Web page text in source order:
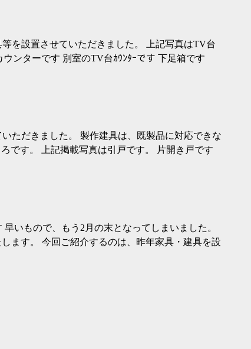
を設置させていただきました。 上記写真はTV台
ンターです 別室のTV台ｶｳﾝﾀｰです 下足箱です
ただきました。 製作建具は、既製品に対応できな
です。 上記掲載写真は引戸です。 片開き戸です
いもので、もう2月の末となってしまいました。
ます。 今回ご紹介するのは、昨年家具・建具を設